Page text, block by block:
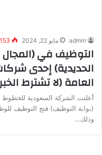
admin مايو 22, 2024
التوظيف في
الحديدية) إحدى
العامة (لا تشترط
أعلنت الشركة السعودية للخطوط
(بوابة التوظيف) فتح التوظيف
وذلك…